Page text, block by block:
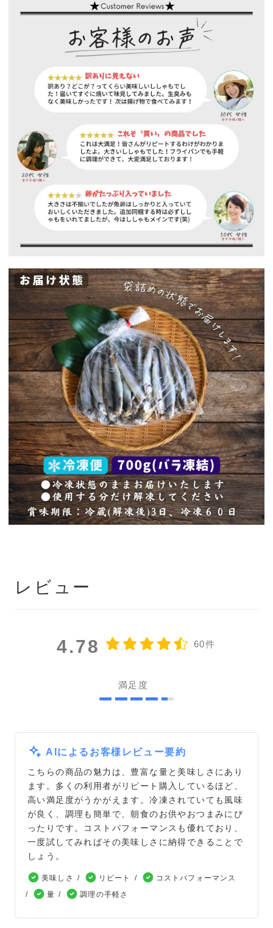
レビュー
4.78 60件
満足度
AIによるお客様レビュー要約
こちらの商品の魅力は、豊富な量と美味しさにあり
ます。多くの利用者がリピート購入しているほど、
高い満足度がうかがえます。冷凍されていても風味
が良く、調理も簡単で、朝食のお供やおつまみにぴ
ったりです。コストパフォーマンスも優れており、
一度試してみればその美味しさに納得できることで
しょう。
美味しさ リピート
コストパフォーマンス
量
調理の手軽さ